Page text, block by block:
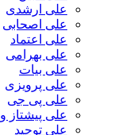
علی ارشدی
علی اصحابی
علی اعتماد
علی بهرامی
علی بیات
علی پرویزی
علی پی جی
علی پیشتاز و مهدی آذر
علی توحید